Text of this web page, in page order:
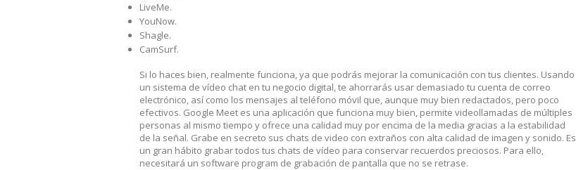
LiveMe.
YouNow.
Shagle.
CamSurf.
Si lo haces bien, realmente funciona, ya que podrás mejorar la comunicación con tus clientes. Usando
un sistema de vídeo chat en tu negocio digital, te ahorrarás usar demasiado tu cuenta de correo
electrónico, así como los mensajes al teléfono móvil que, aunque muy bien redactados, pero poco
efectivos. Google Meet es una aplicación que funciona muy bien, permite videollamadas de múltiples
personas al mismo tiempo y ofrece una calidad muy por encima de la media gracias a la estabilidad
de la señal. Grabe en secreto sus chats de video con extraños con alta calidad de imagen y sonido. Es
un gran hábito grabar todos tus chats de vídeo para conservar recuerdos preciosos. Para ello,
necesitará un software program de grabación de pantalla que no se retrase.